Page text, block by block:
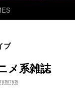
ブ
メ系雑誌